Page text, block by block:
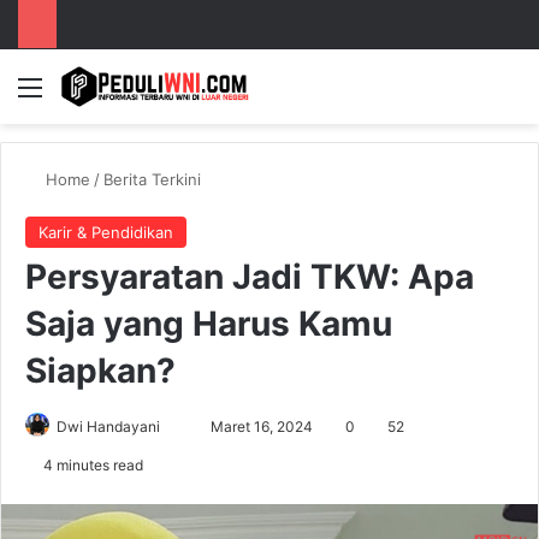
Menu
Home / Berita Terkini
Karir & Pendidikan
Persyaratan Jadi TKW: Apa
Saja yang Harus Kamu
Siapkan?
Dwi Handayani Maret 16, 2024 0 52
4 minutes read